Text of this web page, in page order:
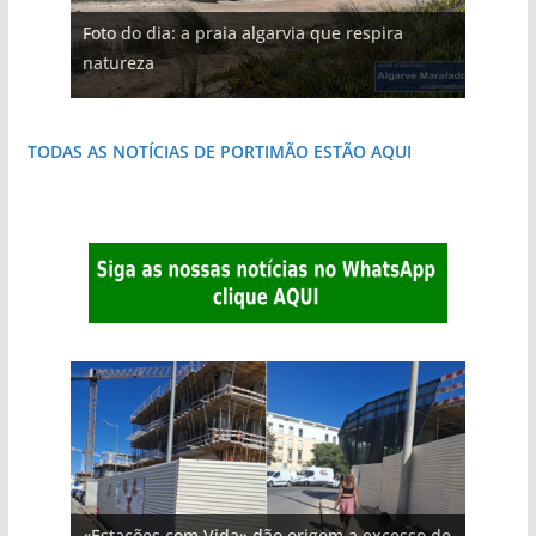
Foto do dia: a praia algarvia que respira
natureza
TODAS AS NOTÍCIAS DE PORTIMÃO ESTÃO AQUI